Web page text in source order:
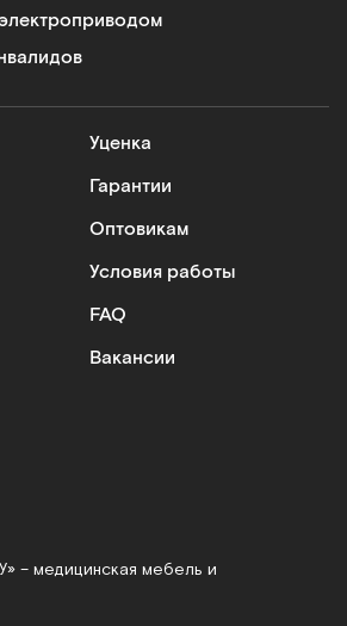
Уценка
Гарантии
Оптовикам
Условия работы
FAQ
Вакансии
– медицинская мебель и